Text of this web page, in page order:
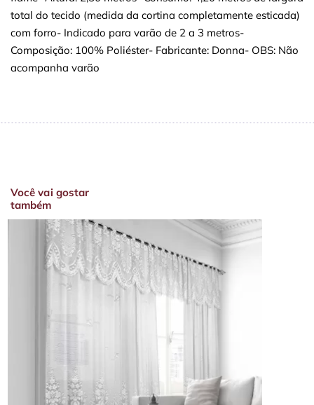
total do tecido (medida da cortina completamente esticada)
com forro- Indicado para varão de 2 a 3 metros-
Composição: 100% Poliéster- Fabricante: Donna- OBS: Não
acompanha varão
Você vai gostar
também